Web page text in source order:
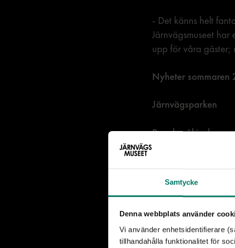
Samtycke
Denna webbplats använder
Vi använder enhetsidentifierare
tillhandahålla funktionalitet för
- Det känns helt
Järnvägsmuseet har
upp för våra gäster;
Nyheter sommaren
Järnvägsparken
Pressbyråkiosk
Nytt minitågslok
Tåghallen